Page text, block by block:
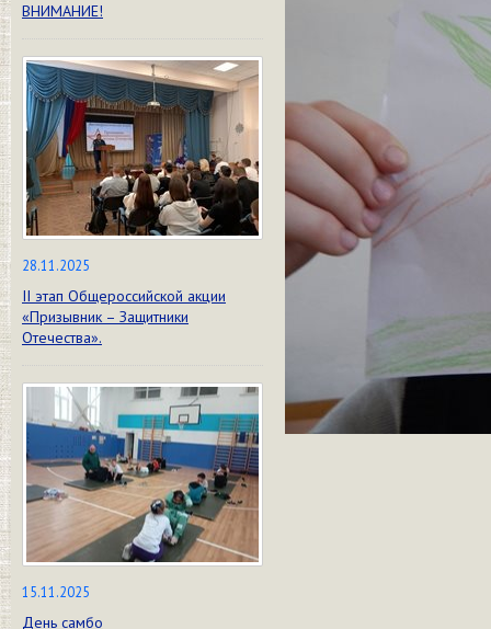
ВНИМАНИЕ!
28.11.2025
II этап Общероссийской акции
«Призывник – Защитники
Отечества».
15.11.2025
День самбо